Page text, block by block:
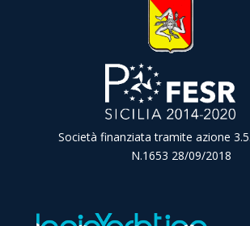
Società finanziata tramite azione
N.1653 28/09/2018